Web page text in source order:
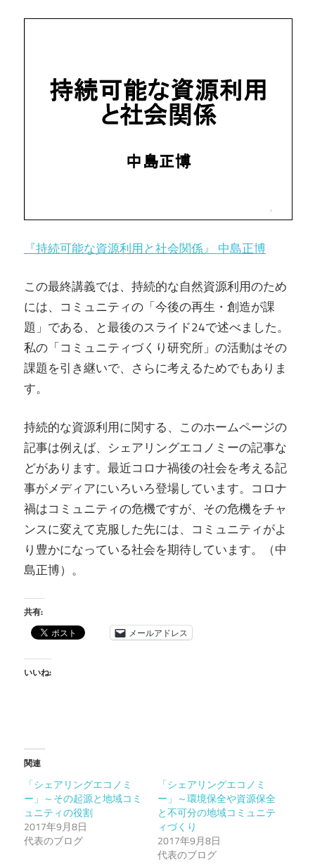
『持続可能な資源利用と社会関係』 中島正博
この最終講義では、持続的な自然資源利用のため
には、コミュニティの「今後の再生・創造が課
題」である、と最後のスライド24で述べました。
私の「コミュニティづくり研究所」の活動はその
課題を引き継いで、さらに考えるためでもありま
す。
持続的な資源利用に関する、このホームページの
記事は例えば、シェアリングエコノミーの記事な
どがあります。最近コロナ禍後の社会を考える記
事がメディアにいろいろ登場しています。コロナ
禍はコミュニティの危機ですが、その危機をチャ
ンスに変えて克服した先には、コミュニティがよ
り豊かになっている社会を期待しています。（中
島正博）。
共有:
メールアドレス
いいね:
関連
「シェアリングエコノミ
ー」～その起源と地域コミ
ュニティの役割
2017年9月8日
代表のブログ
「シェアリングエコノミ
ー」～環境保全や資源保全
と不可分の地域コミュニテ
ィづくり
2017年9月8日
代表のブログ